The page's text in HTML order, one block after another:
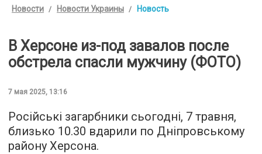
Новости Новости Украины Новость
В Херсоне из-под завалов после
обстрела спасли мужчину (ФОТО)
7 мая 2025, 13:16
Російські загарбники сьогодні, 7 травня,
близько 10.30 вдарили по Дніпровському
району Херсона.